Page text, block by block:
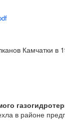
Камчатки в
в районе